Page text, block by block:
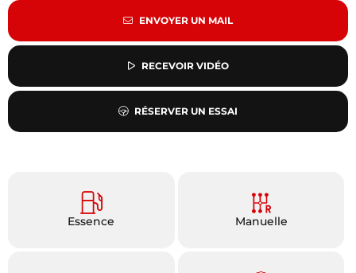
ENVOYER UN MAIL
RECEVOIR VIDÉO
RÉSERVER UN ESSAI
Essence Manuelle